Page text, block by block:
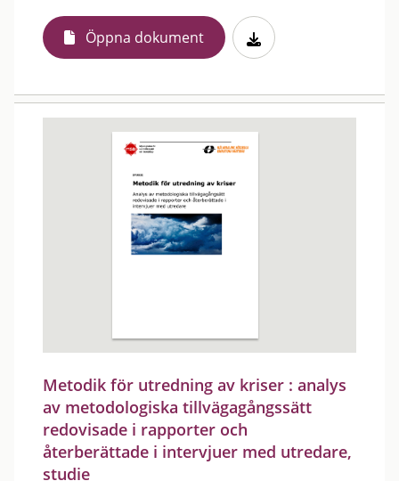
Öppna dokument
Metodik för utredning av kriser : analys
av metodologiska tillvägagångssätt
redovisade i rapporter och
återberättade i intervjuer med utredare,
studie